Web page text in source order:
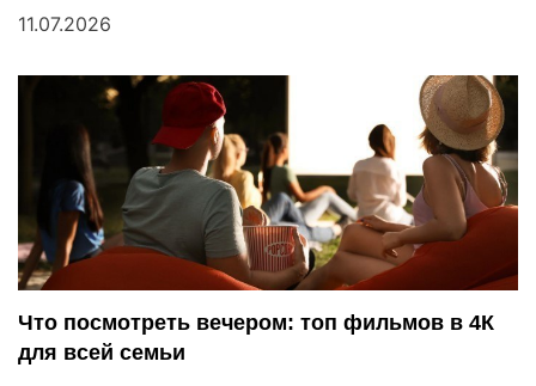
11.07.2026
Что посмотреть вечером: топ фильмов в 4К
для всей семьи